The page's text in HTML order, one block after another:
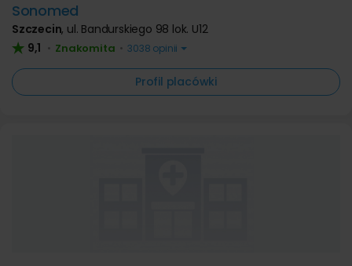
Sonomed
Szczecin, ul. Bandurskiego 98 lok. U12
9,1 • Znakomita • 3038 opinii
Profil placówki